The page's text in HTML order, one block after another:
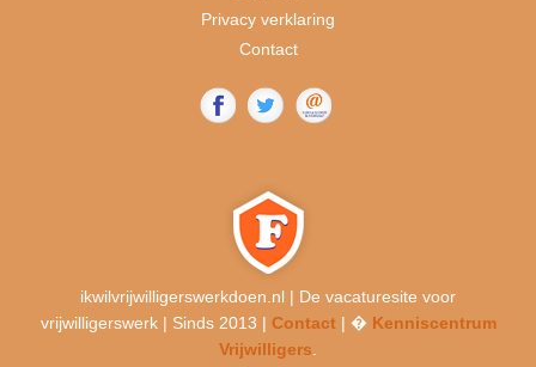
Privacy verklaring
Contact
ikwilvrijwilligerswerkdoen.nl | De vacaturesite voor
vrijwilligerswerk | Sinds 2013 | Contact| � Kenniscentrum
Vrijwilligers